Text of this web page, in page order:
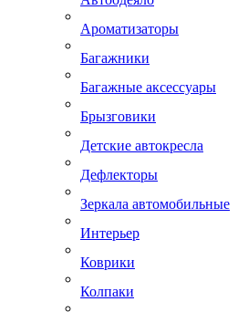
Ароматизаторы
Багажники
Багажные аксессуары
Брызговики
Детские автокресла
Дефлекторы
Зеркала автомобильные
Интерьер
Коврики
Колпаки